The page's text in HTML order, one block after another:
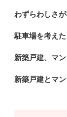
わずらわしさ
駐車場を考え
新築戸建、マ
新築戸建とマ